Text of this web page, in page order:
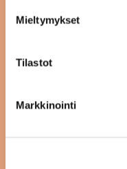
Mieltymykset
Tilastot
Markkinointi
syyskuu 2024
toukokuu 2024